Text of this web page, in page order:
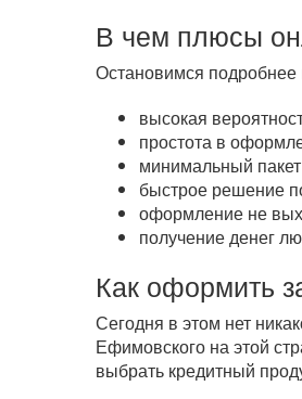
В чем плюсы
Остановимся подробнее
высокая
простота в
минимальный
быстрое решение
оформление не
получение денег
Как оформить
Сегодня в этом нет
Ефимовского на этой
выбрать кредитный